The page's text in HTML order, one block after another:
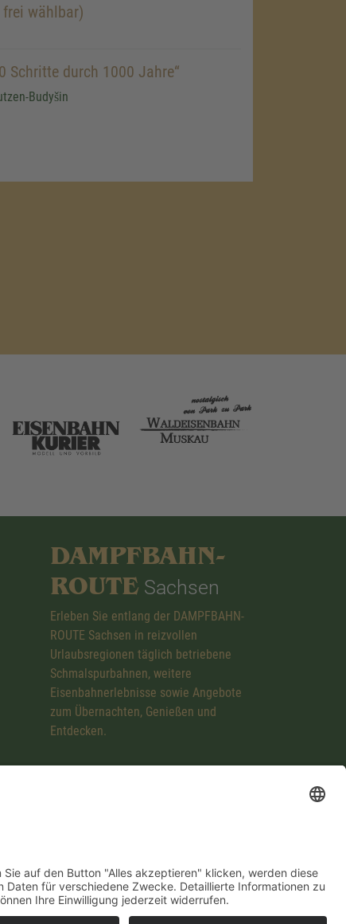
frei wählbar)
Schritte durch 1000 Jahre“
Budyšin
DAMPFBAHN-
ROUTE Sachsen
Erleben Sie entlang der DAMPFBAHN-
ROUTE Sachsen in reizvollen
Urlaubsregionen täglich betriebene
Schmalspurbahnen, weitere
Eisenbahnerlebnisse sowie Angebote
zum Übernachten, Genießen und
Entdecken.
Datenschutzerklärung Cookie-Einstellungen